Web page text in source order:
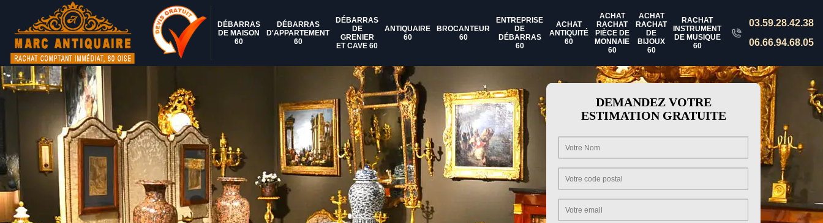
DÉBARRAS
DE MAISON
60
DÉBARRAS
D'APPARTEMENT
60
DÉBARRAS
DE
GRENIER
ET CAVE 60
ANTIQUAIRE
60
BROCANTEUR
60
ENTREPRISE
DE
DÉBARRAS
60
ACHAT
ANTIQUITÉ
60
ACHAT
RACHAT
PIÈCE DE
MONNAIE
60
ACHAT
RACHAT
DE
BIJOUX
60
RACHAT
INSTRUMENT
DE MUSIQUE
60
03.59.28.42.38
06.66.94.68.05
DEMANDEZ VOTRE
ESTIMATION GRATUITE